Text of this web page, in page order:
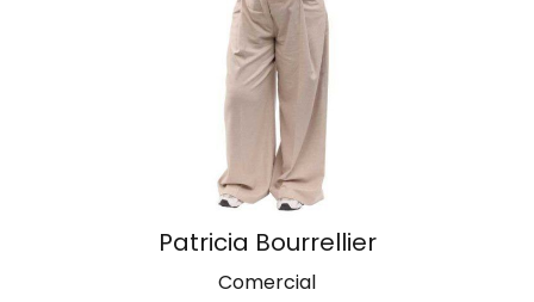
Patricia Bourrellier
Comercial